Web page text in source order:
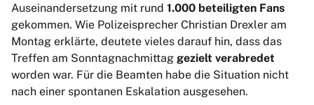
Auseinandersetzung mit rund 1.000 beteiligten Fans
gekommen. Wie Polizeisprecher Christian Drexler am
Montag erklärte, deutete vieles darauf hin, dass das
Treffen am Sonntagnachmittag gezielt verabredet
worden war. Für die Beamten habe die Situation nicht
nach einer spontanen Eskalation ausgesehen.